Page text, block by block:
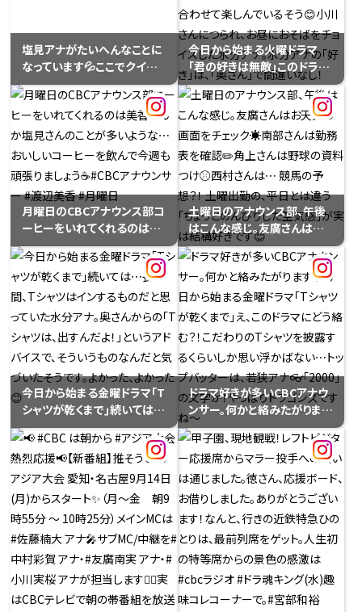
塩見アナがたいへんなことに
なっています💦ここでクイズ
～！！塩見さんはいったい何を
しているのでしょうか？#CBC
アナウンサー＃塩見啓ー＃
VIVANT
今日から始まる火曜ドラマ
｢君の好きは無敵｣このドラマ
にちなんでCBCアナウンサー
の｢好き｣をご紹介！ほぼ毎日
同じものをお昼に食べている
人を発見！小川実桜アナは、そ
ばが大好きなんです。おそばを
箱買いして、自宅から持参して
います。今日は、豆腐とめかぶ
をトッピング。毎日いろんなも
のと組み合わせて楽しんでい
るそう😊小川さんにつられ、お
昼におそばをチョイスした水
分アナ。水分アナの｢好き｣は、
｢奥さん｣で間違いなし！
月曜日のCBCアナウンス部コ
ーヒーをいれてくれるのは美
香さんか塩見さんのことが多
いような⋯おいしいコーヒー
を飲んで今週も頑張りましょ
う☕️#CBCアナウンサー #渡
辺美香 #月曜日
土曜日のアナウンス部、午後
はこんな感じ。友廣さんはお
天気の画面をチェック☀️南部
さんは勤務表を確認✏️角上さ
んは野球の資料つけ⚾️西村さ
んは⋯ 競馬の予想？！ 土曜出
勤の、平日とは違う「ちょっと
のんびりした空気感」が実は
結構好きです😊
今日から始まる金曜ドラマ｢T
シャツが乾くまで｣続いては⋯
長い間、Tシャツはインするも
のだと思っていた水分アナ。奥
さんからの｢Tシャツは、出す
んだよ！｣というアドバイスで、
そういうものなんだと気づい
たそうです。よかった、よかった
😊
ドラマ好きが多いCBCアナウ
ンサー。何かと絡みたがります
💦今日から始まる金曜ドラマ
「Tシャツが乾くまで」え、この
ドラマにどう絡む？！こだわり
のTシャツを披露するくらいし
か思い浮かばない⋯トップバ
ッターは、若狭アナ👓「2000」
の文字が！やっぱりドラゴンズ
ですね〜